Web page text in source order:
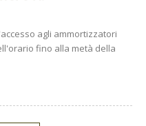
agli ammortizzatori
fino alla metà della